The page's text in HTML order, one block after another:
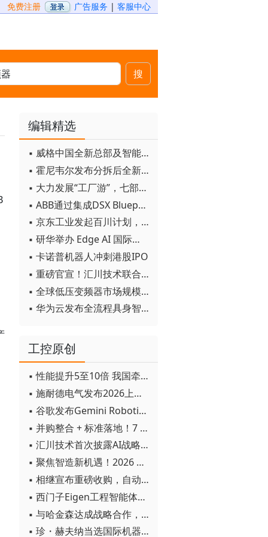
免费注册 广告服务 | 客服中心
搜
编辑精选
▪ 威格中国全新总部及智能工厂启用
▪ 霍尼韦尔发布分拆后全新品牌：霍尼韦尔科技与霍尼韦尔航空航天
▪ 大力发展“工厂游”，七部门联合发文！
▪ ABB通过集成DSX Blueprint AI基础设施，扩大与英伟达的合作
▪ 京东工业发起百川计划， 构建工业大模型新生态
▪ 研华举办 Edge AI 国际论坛
▪ 卡诺普机器人冲刺港股IPO
▪ 重磅官宣！汇川技术联合发起 D12 联盟，开创产教融合新范式
▪ 全球低压变频器市场规模2030年将超170亿美元
▪ 华为云发布全流程具身智能开发平台CloudRobo
工控原创
▪ 性能提升5至10倍 我国牵头制定的WiTSnet工业以太网国际标准正式发布
▪ 施耐德电气发布2026上半年可持续发展成绩单 "Impact 2030"路线图开局稳健
▪ 谷歌发布Gemini Robotics 2模型 实现人形机器人全身智能控制突破
▪ 并购整合 + 标准落地！7 月工业自动化产业动态速递
▪ 汇川技术首次披露AI战略进展：从两个方面推动“AI业务化”落地
▪ 聚焦智造新机遇！2026 青岛数字化及智能制造技术论坛圆满落幕
▪ 相继宣布重磅收购，自动化巨头新一轮并购潮剑指何方？
▪ 西门子Eigen工程智能体落地中国，工业AI跨越物理世界“确定性”拐点
▪ 与哈金森达成战略合作，乐聚机器人何以持续获得工业巨头青睐？
▪ 珍・赫夫纳当选国际机器人联合会新任主席